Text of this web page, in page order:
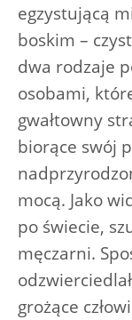
egzystującą
boskim –
dwa rodzaje
osobami,
gwałtowny
biorące swój
mocą. Jako
po świecie,
męczarni.
grożące